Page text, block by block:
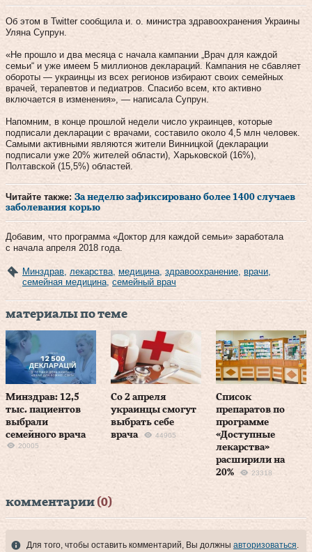
Об этом в Twitter сообщила и. о. министра здравоохранения Украины
Уляна Супрун.
«Не прошло и два месяца с начала кампании „Врач для каждой
семьи“ и уже имеем 5 миллионов деклараций. Кампания не сбавляет
обороты — украинцы из всех регионов избирают своих семейных
врачей, терапевтов и педиатров. Спасибо всем, кто активно
включается в изменения», — написала Супрун.
Напомним, в конце прошлой недели число украинцев, которые
подписали декларации с врачами, составило около 4,5 млн человек.
Самыми активными являются жители Винницкой (декларации
подписали уже 20% жителей области), Харьковской (16%),
Полтавской (15,5%) областей.
Читайте также: За неделю зафиксировано более 1400 случаев
заболевания корью
Добавим, что программа «Доктор для каждой семьи» заработала
с начала апреля 2018 года.
Минздрав лекарства медицина здравоохранение врачи
семейная медицина семейный врач
материалы по теме
Минздрав: 12,5
тыс. пациентов
выбрали
семейного врача
20005
Со 2 апреля
украинцы смогут
выбрать себе
врача
44905
Список
препаратов по
программе
«Доступные
лекарства»
расширили на
20%
23318
комментарии (0)
Для того, чтобы оставить комментарий, Вы должны авторизоваться.